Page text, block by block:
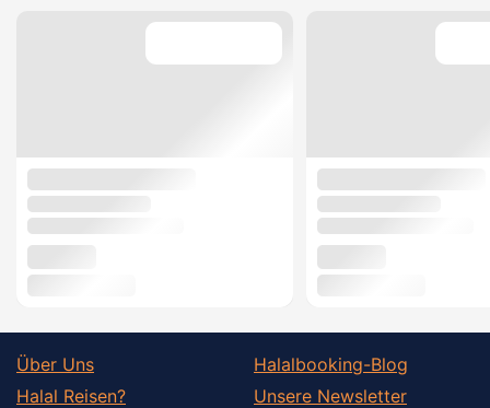
Über Uns
Halal Reisen?
Halalbooking-Blog
Unsere Newsletter